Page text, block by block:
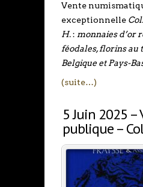
Vente
exceptionnelle
H.: monnaies d’or
féodales, florins au
Belgique et Pays-
(suite…)
5 Juin 2025 –
publique –